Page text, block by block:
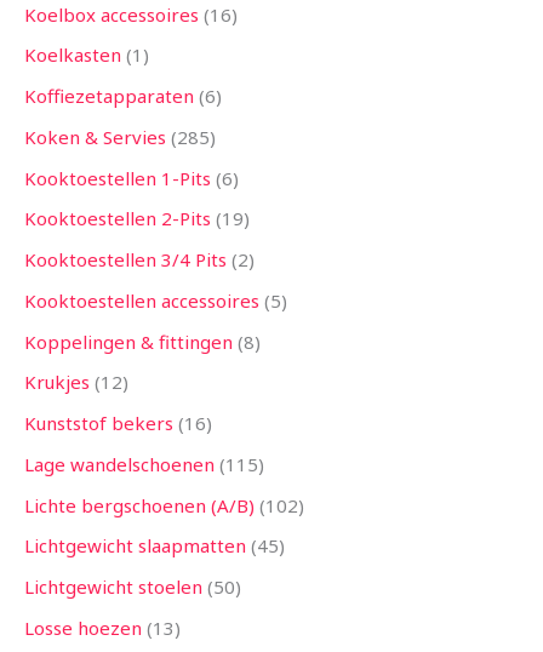
Koelbox accessoires 16
Koelkasten 1
Koffiezetapparaten 6
Koken & Servies 285
Kooktoestellen 1-Pits 6
Kooktoestellen 2-Pits 19
Kooktoestellen 3/4 Pits 2
Kooktoestellen accessoires 5
Koppelingen & fittingen 8
Krukjes 12
Kunststof bekers 16
Lage wandelschoenen 115
Lichte bergschoenen (A/B) 102
Lichtgewicht slaapmatten 45
Lichtgewicht stoelen 50
Losse hoezen 13